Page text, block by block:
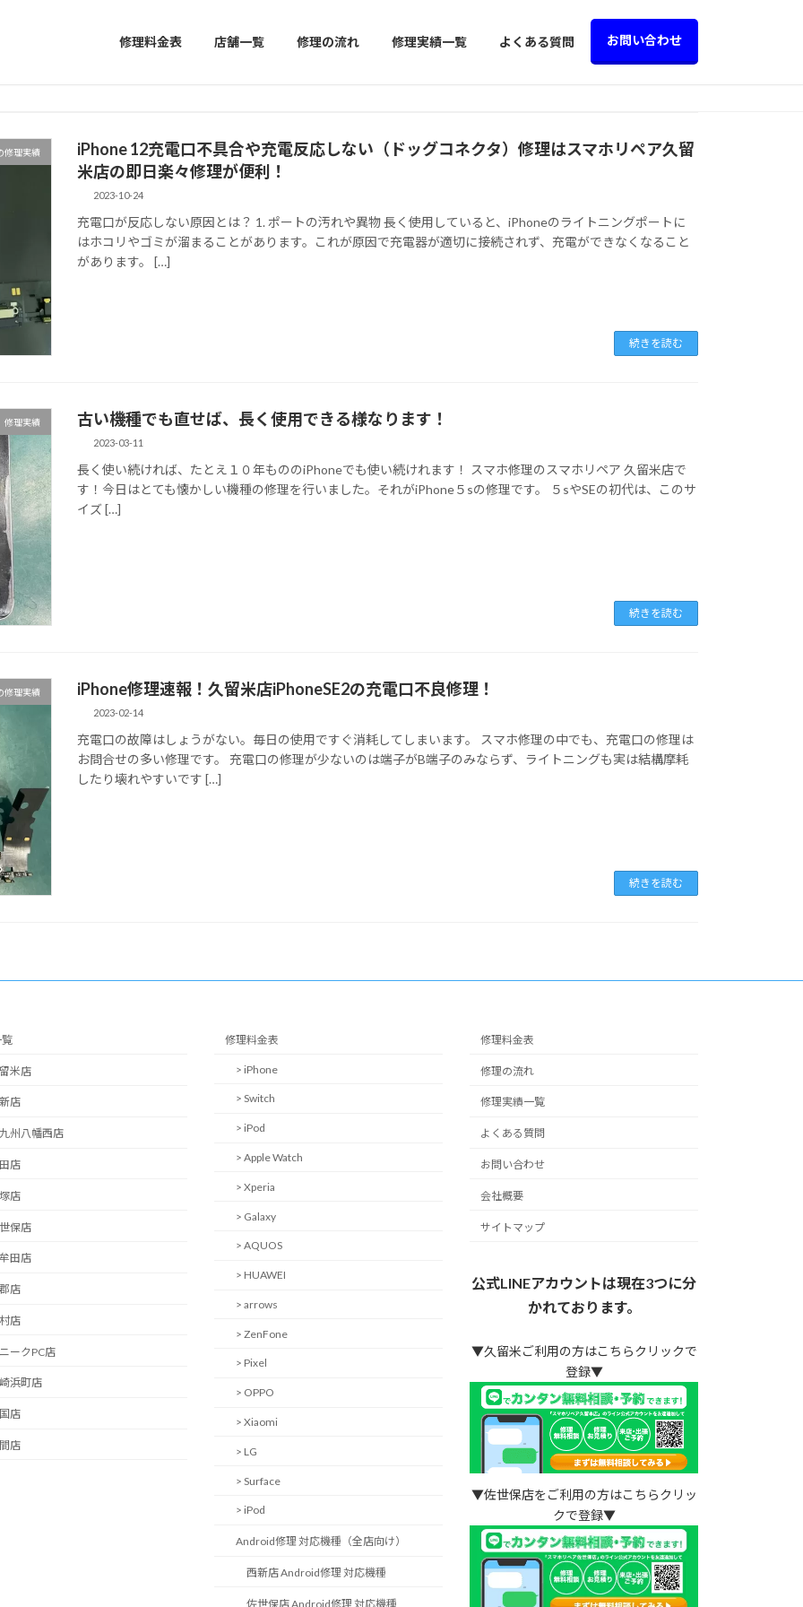
修理料金表 店舗一覧 修理の流れ 修理実績一覧 よくある質問 お問い合わせ
修理実績
iPhone 12充電口不具合や充電反応しない（ドッグコネクタ）修理はスマホリペア久留
米店の即日楽々修理が便利！
2023-10-24
充電口が反応しない原因とは？ 1. ポートの汚れや異物 長く使用していると、iPhoneのライトニングポートに
はホコリやゴミが溜まることがあります。これが原因で充電器が適切に接続されず、充電ができなくなること
があります。 […]
続きを読む
修理実績 古い機種でも直せば、長く使用できる様なります！
2023-03-11
長く使い続ければ、たとえ１０年もののiPhoneでも使い続けれます！ スマホ修理のスマホリペア 久留米店で
す！今日はとても懐かしい機種の修理を行いました。それがiPhone５sの修理です。 ５sやSEの初代は、このサ
イズ […]
続きを読む
修理実績 iPhone修理速報！久留米店iPhoneSE2の充電口不良修理！
2023-02-14
充電口の故障はしょうがない。毎日の使用ですぐ消耗してしまいます。 スマホ修理の中でも、充電口の修理は
お問合せの多い修理です。 充電口の修理が少ないのは端子がB端子のみならず、ライトニングも実は結構摩耗
したり壊れやすいです […]
続きを読む
米店
店
州八幡西店
店
店
保店
田店
店
店
ークPC店
浜町店
店
店
修理料金表
> iPhone
> Switch
> iPod
> Apple Watch
> Xperia
> Galaxy
> AQUOS
> HUAWEI
> arrows
> ZenFone
> Pixel
> OPPO
> Xiaomi
> LG
> Surface
> iPod
Android修理 対応機種（全店向け）
西新店 Android修理 対応機種
佐世保店 Android修理 対応機種
修理料金表
修理の流れ
修理実績一覧
よくある質問
お問い合わせ
会社概要
サイトマップ
公式LINEアカウントは現在3つに分
かれております。
▼久留米ご利用の方はこちらクリックで
登録▼
▼佐世保店をご利用の方はこちらクリッ
クで登録▼